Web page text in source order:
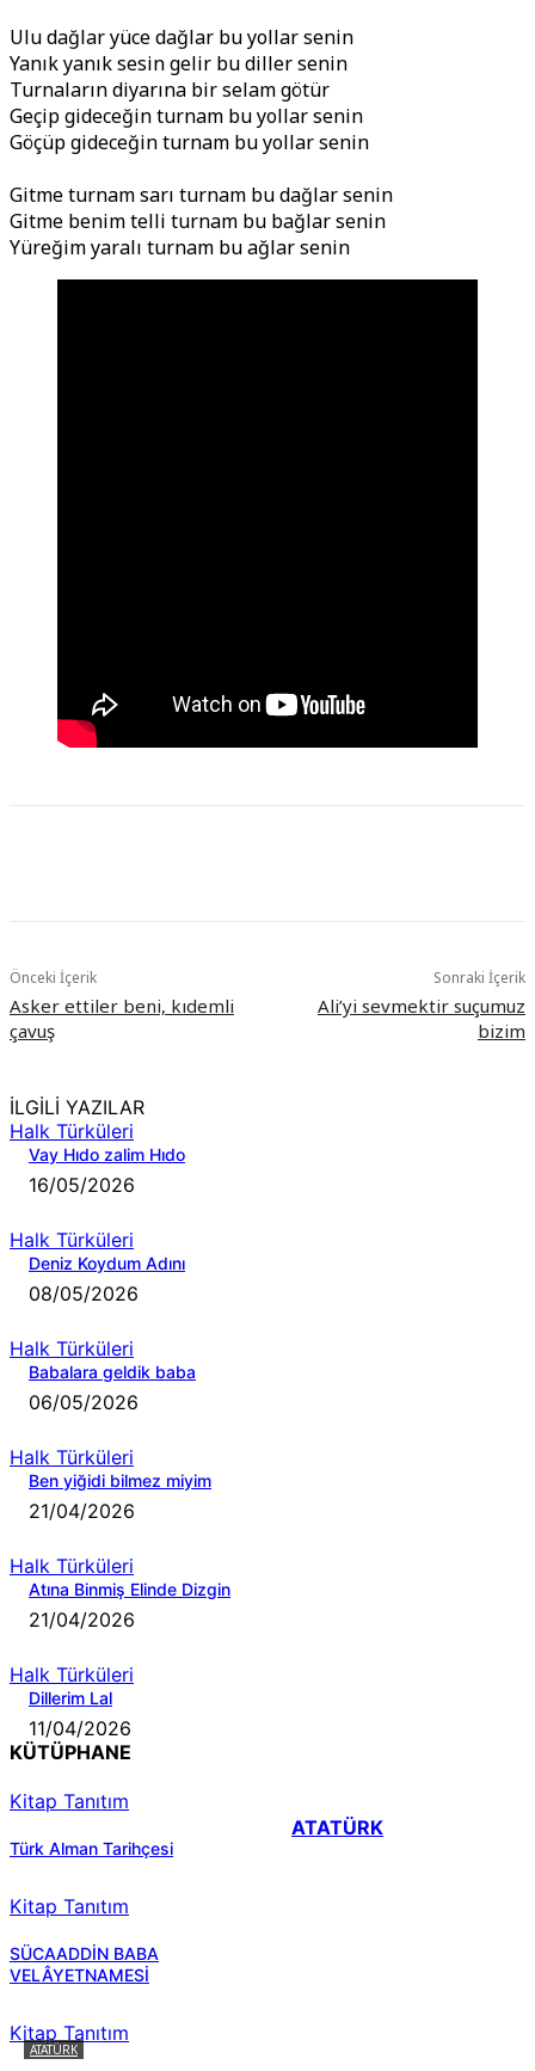
Ulu dağlar yüce dağlar bu yollar senin
Yanık yanık sesin gelir bu diller senin
Turnaların diyarına bir selam götür
Geçip gideceğin turnam bu yollar senin
Göçüp gideceğin turnam bu yollar senin
Gitme turnam sarı turnam bu dağlar senin
Gitme benim telli turnam bu bağlar senin
Yüreğim yaralı turnam bu ağlar senin
Önceki İçerik
Asker ettiler beni, kıdemli
çavuş
Sonraki İçerik
Ali’yi sevmektir suçumuz
bizim
İLGİLİ YAZILAR
Halk Türküleri
Vay Hıdo zalim Hıdo
16/05/2026
Halk Türküleri
Deniz Koydum Adını
08/05/2026
Halk Türküleri
Babalara geldik baba
06/05/2026
Halk Türküleri
Ben yiğidi bilmez miyim
21/04/2026
Halk Türküleri
Atına Binmiş Elinde Dizgin
21/04/2026
Halk Türküleri
Dillerim Lal
11/04/2026
KÜTÜPHANE
Kitap Tanıtım
Türk Alman Tarihçesi
Kitap Tanıtım
SÜCAADDİN BABA
VELÂYETNAMESİ
Kitap Tanıtım
ATATÜRK
ATATÜRK